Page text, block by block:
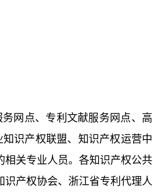
网点、专利文献服务网点、高
识产权联盟、知识产权运营中
关专业人员。各知识产权公共
产权协会、浙江省专利代理人